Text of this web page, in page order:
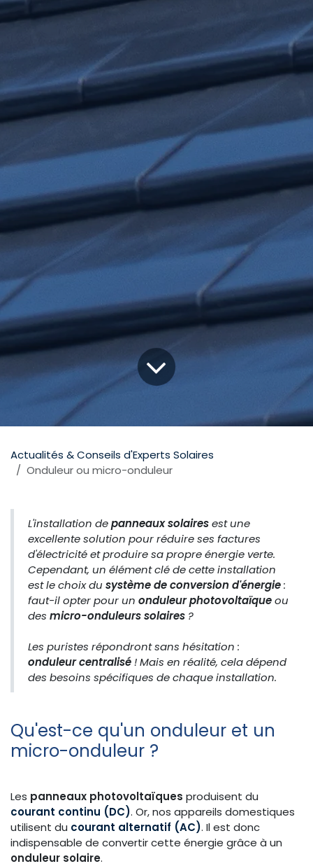
Actualités & Conseils d'Experts Solaires
Onduleur ou micro-onduleur
L'installation depanneaux solairesest une
excellente solution pour réduire ses factures
d'électricité et produire sa propre énergie verte.
Cependant, un élément clé de cette installation
est le choix du système de conversion d'énergie:
faut-il opter pour un onduleur photovoltaïqueou
des micro-onduleurs solaires ?
Les puristes répondront sans hésitation :
onduleur centralisé! Mais en réalité, cela dépend
des besoins spécifiques de chaque installation.
Qu'est-ce qu'un onduleur et un
micro-onduleur ?
Les panneaux photovoltaïques produisent du
courant continu (DC). Or, nos appareils domestiques
utilisent du courant alternatif (AC). Il est donc
indispensable de convertir cette énergie grâce à un
onduleur solaire.